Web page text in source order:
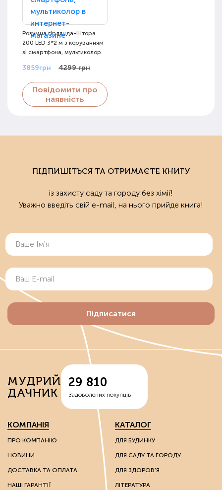
Розумна гірлянда-Штора
200 LED 3*2 м з керуванням
зі смартфона, мультиколор
3859грн 4299 грн
Повідомити про
наявність
ПІДПИШІТЬСЯ ТА ОТРИМАЄТЕ КНИГУ
із захисту саду та городу без хімії!
Уважно введіть свій e-mail, на нього прийде книга!
Підписатися
МУДРИЙ
ДАЧНИК
29 810
Задоволених покупців
КОМПАНІЯ
ПРО КОМПАНІЮ
НОВИНИ
ДОСТАВКА ТА ОПЛАТА
НАШІ ГАРАНТІЇ
КАТАЛОГ
ДЛЯ БУДИНКУ
ДЛЯ САДУ ТА ГОРОДУ
ДЛЯ ЗДОРОВ'Я
ЛІТЕРАТУРА